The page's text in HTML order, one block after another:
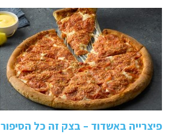
פיצרייה באשדוד – בצק זה כל הסיפור